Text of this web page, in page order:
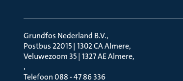
Grundfos Nederland B.V.
Postbus 22015 | 1302 CA Almere
Veluwezoom 35 | 1327 AE Almere
Telefoon 088 - 47 86 336